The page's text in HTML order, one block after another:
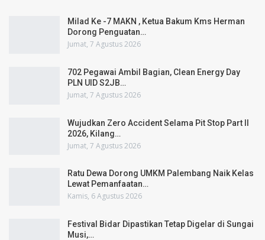
Milad Ke -7 MAKN , Ketua Bakum Kms Herman
Dorong Penguatan…
Jumat, 7 Agustus 2026
702 Pegawai Ambil Bagian, Clean Energy Day
PLN UID S2JB…
Jumat, 7 Agustus 2026
Wujudkan Zero Accident Selama Pit Stop Part II
2026, Kilang…
Jumat, 7 Agustus 2026
Ratu Dewa Dorong UMKM Palembang Naik Kelas
Lewat Pemanfaatan…
Kamis, 6 Agustus 2026
Festival Bidar Dipastikan Tetap Digelar di Sungai
Musi,…